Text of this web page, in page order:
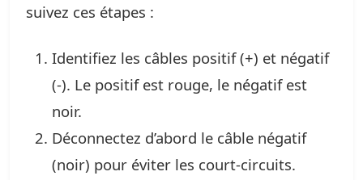
suivez ces étapes :
Identifiez les câbles positif (+) et négatif
(-). Le positif est rouge, le négatif est
noir.
Déconnectez d’abord le câble négatif
(noir) pour éviter les court-circuits.